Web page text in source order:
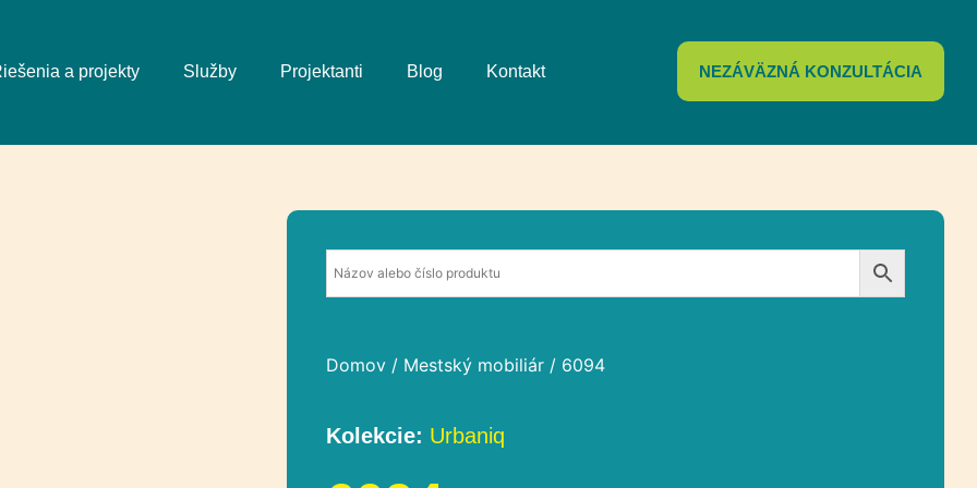
a projekty Služby Projektanti Blog Kontakt NEZÁVÄZNÁ KONZULTÁCIA
Domov/ Mestský mobiliár/ 6094
Kolekcie: Urbaniq